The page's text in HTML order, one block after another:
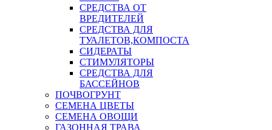
СРЕДСТВА ОТ
ВРЕДИТЕЛЕЙ
СРЕДСТВА ДЛЯ
ТУАЛЕТОВ,КОМПОСТА
СИДЕРАТЫ
СТИМУЛЯТОРЫ
СРЕДСТВА ДЛЯ
БАССЕЙНОВ
ПОЧВОГРУНТ
СЕМЕНА ЦВЕТЫ
СЕМЕНА ОВОЩИ
ГАЗОННАЯ ТРАВА